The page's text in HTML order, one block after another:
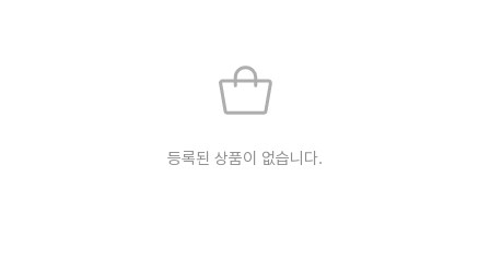
등록된 상품이 없습니다.